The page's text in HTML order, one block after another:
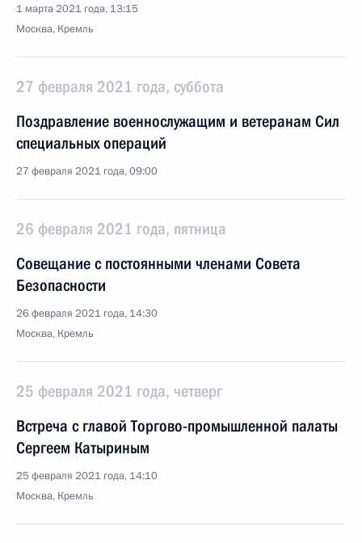
1 марта 2021 года, 13:15
Москва, Кремль
27 февраля 2021 года, суббота
Поздравление военнослужащим и ветеранам Сил
специальных операций
27 февраля 2021 года, 09:00
26 февраля 2021 года, пятница
Совещание с постоянными членами Совета
Безопасности
26 февраля 2021 года, 14:30
Москва, Кремль
25 февраля 2021 года, четверг
Встреча с главой Торгово-промышленной палаты
Сергеем Катыриным
25 февраля 2021 года, 14:10
Москва, Кремль